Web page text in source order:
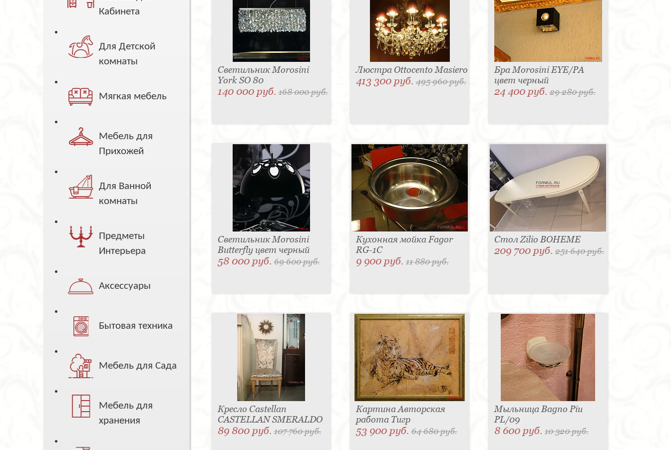
Кабинета
Для Детской
комнаты
Мягкая мебель
Мебель для
Прихожей
Для Ванной
комнаты
Предметы
Интерьера
Аксессуары
Бытовая техника
Мебель для Сада
Мебель для
хранения
Светильник Morosini
York SO 80
140 000 руб.168 000 руб.
Люстра Ottocento Masiero
413 300 руб. 495 960 руб.
Бра Morosini EYE/PA
цвет черный
24 400 руб.29 280 руб.
Светильник Morosini
Butterfly цвет черный
58 000 руб.69 600 руб.
Кухонная мойка Fagor
RG-1C
9 900 руб. 11 880 руб.
Стол Zilio BOHEME
209 700 руб.251 640 руб.
Кресло Castellan
CASTELLAN SMERALDO
89 800 руб.107 760 руб.
Картина Авторская
работа Тигр
53 900 руб. 64 680 руб.
Мыльница Bagno Piu
PL/09
8 600 руб.10 320 руб.